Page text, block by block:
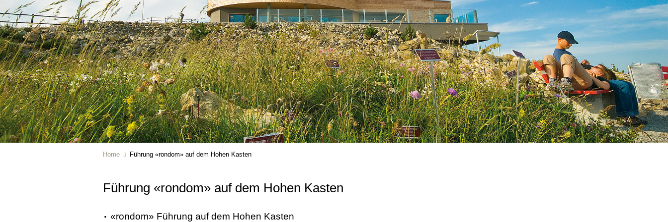
Home Führung «rondom» auf dem Hohen Kasten
Führung «rondom» auf dem Hohen Kasten
«rondom» Führung auf dem Hohen Kasten